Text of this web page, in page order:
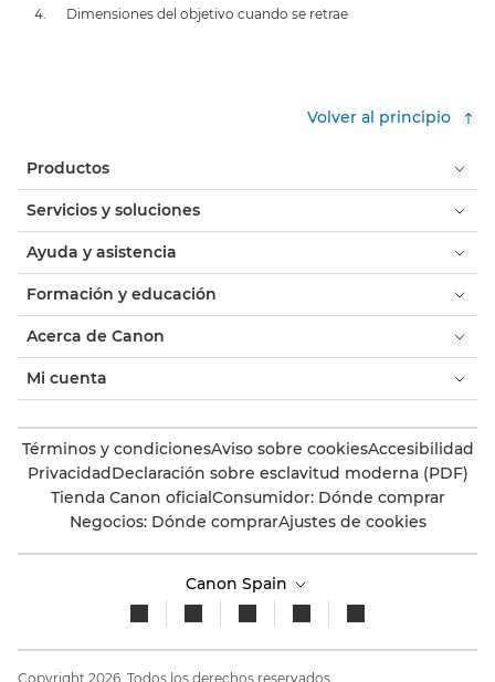
Dimensiones del objetivo cuando se retrae
Volver al principio
Productos
Servicios y soluciones
Ayuda y asistencia
Formación y educación
Acerca de Canon
Mi cuenta
Términos y condicionesAviso sobre cookiesAccesibilidad
PrivacidadDeclaración sobre esclavitud moderna (PDF)
Tienda Canon oficialConsumidor: Dónde comprar
Negocios: Dónde comprarAjustes de cookies
Canon Spain
Copyright 2026. Todos los derechos reservados.